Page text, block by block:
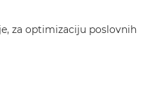
za optimizaciju poslovnih